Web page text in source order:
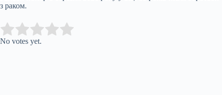
з раком.
Rate this item:
No votes yet.